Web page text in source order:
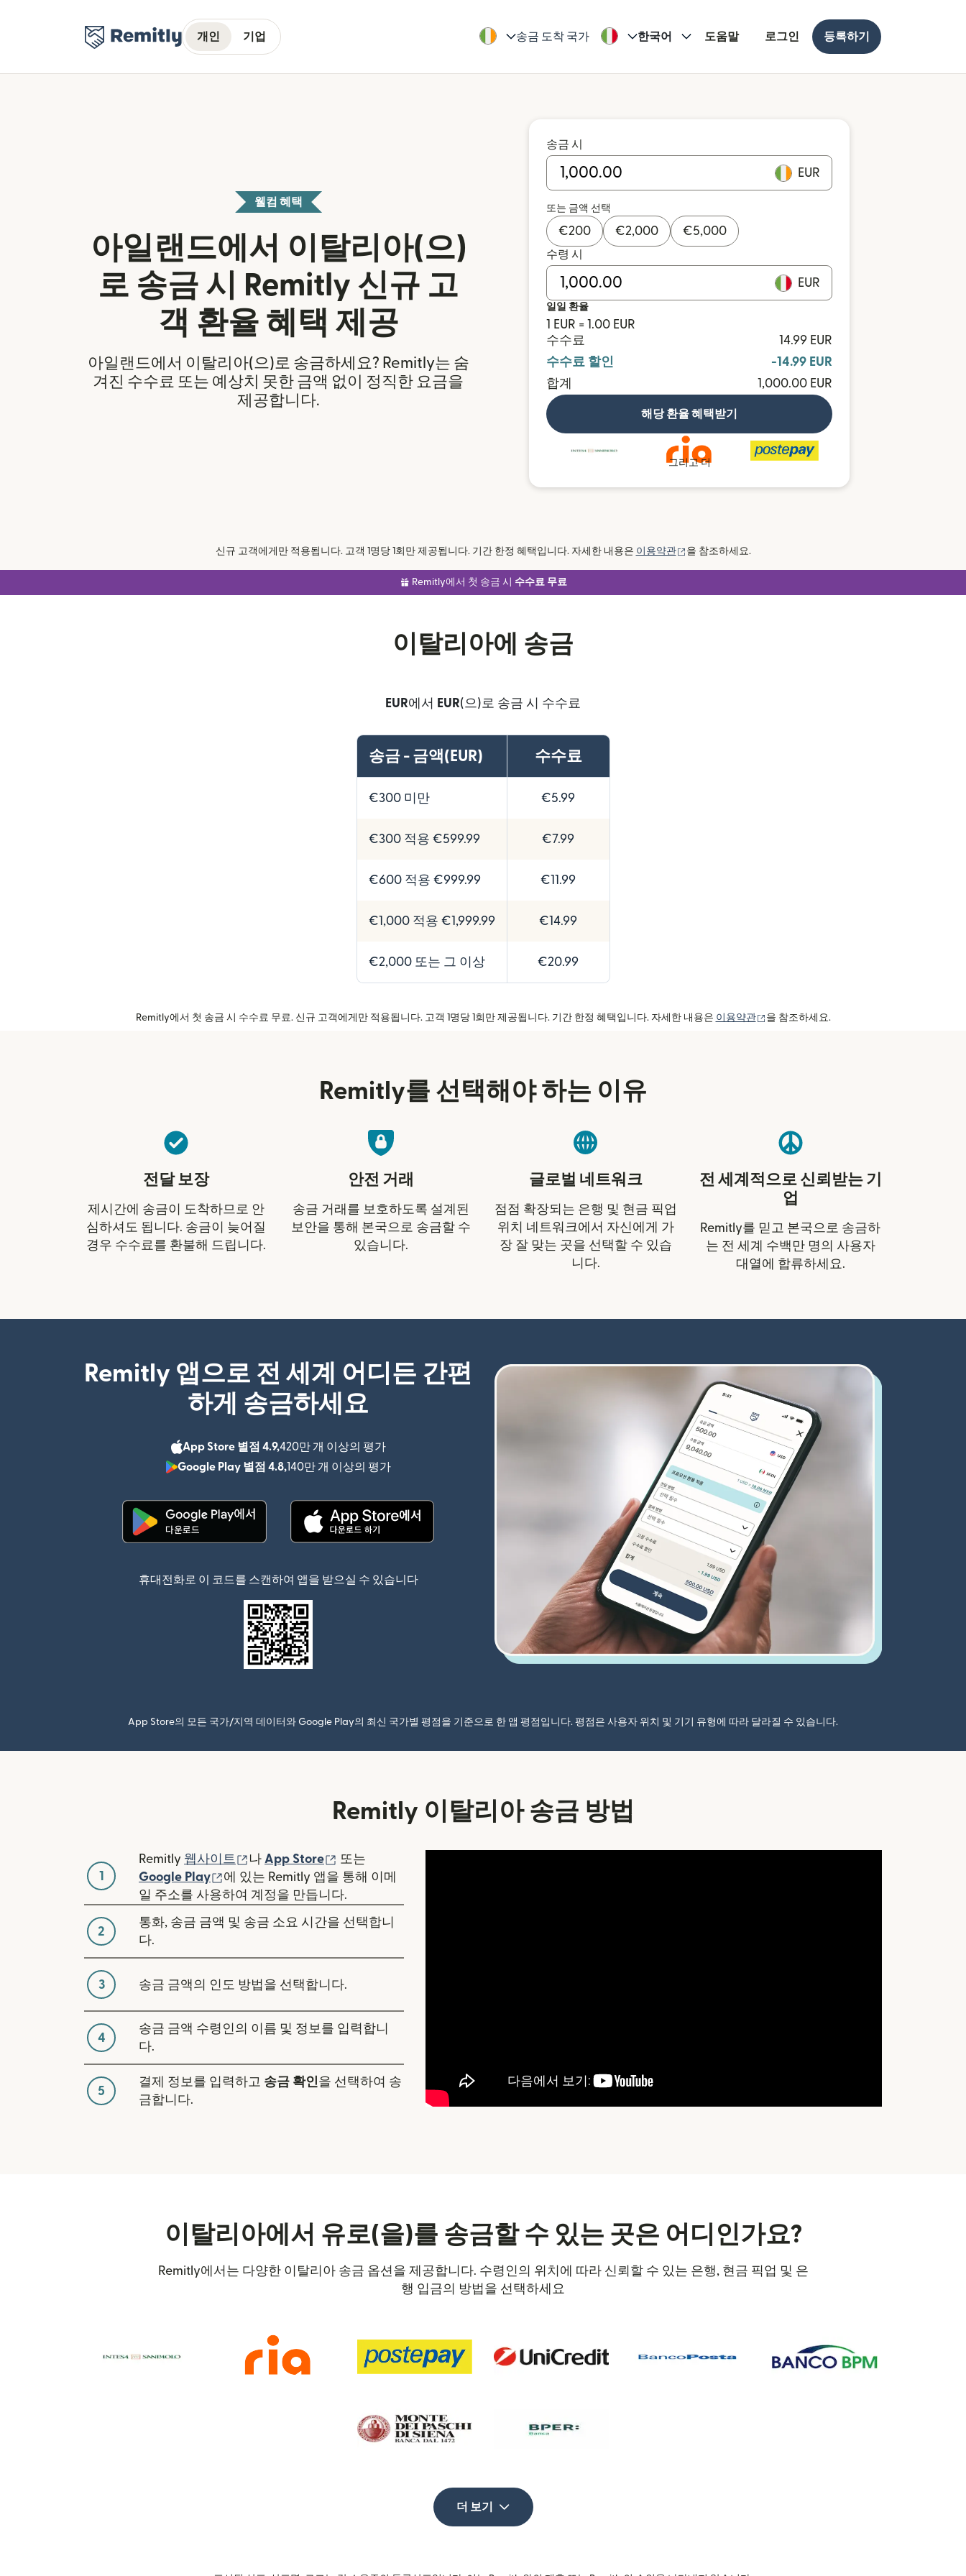
개인 기업 송금 도착 국가 한국어 도움말 로그인 등록하기
웰컴 혜택
아일랜드에서 이탈리아(으)
로 송금 시 Remitly 신규 고
객 환율 혜택 제공
아일랜드에서 이탈리아(으)로 송금하세요? Remitly는 숨
겨진 수수료 또는 예상치 못한 금액 없이 정직한 요금을
제공합니다.
송금 시
EUR
또는 금액 선택
€200 €2,000 €5,000
수령 시
EUR
일일 환율
1 EUR = 1.00 EUR
수수료
14.99 EUR
수수료 할인
-14.99 EUR
합계
1,000.00 EUR
해당 환율 혜택받기
그리고 더
신규 고객에게만 적용됩니다. 고객 1명당 1회만 제공됩니다. 기간 한정 혜택입니다. 자세한 내용은 이용약관 (새 창에서 열림)
을 참조하세요.
Remitly에서 첫 송금 시 수수료 무료
이탈리아에 송금
EUR에서 EUR(으)로 송금 시 수수료
송금 - 금액(EUR) 수수료
€300 미만 €5.99
€300 적용 €599.99 €7.99
€600 적용 €999.99 €11.99
€1,000 적용 €1,999.99 €14.99
€2,000 또는 그 이상 €20.99
Remitly에서 첫 송금 시 수수료 무료. 신규 고객에게만 적용됩니다. 고객 1명당 1회만 제공됩니다. 기간 한정 혜택입니다. 자세한 내용은 이용약관 (새 창에서 열림)
을 참조하세요.
Remitly를 선택해야 하는 이유
전달 보장
제시간에 송금이 도착하므로 안
심하셔도 됩니다. 송금이 늦어질
경우 수수료를 환불해 드립니다.
안전 거래
송금 거래를 보호하도록 설계된
보안을 통해 본국으로 송금할 수
있습니다.
글로벌 네트워크
점점 확장되는 은행 및 현금 픽업
위치 네트워크에서 자신에게 가
장 잘 맞는 곳을 선택할 수 있습
니다.
전 세계적으로 신뢰받는 기
업
Remitly를 믿고 본국으로 송금하
는 전 세계 수백만 명의 사용자
대열에 합류하세요.
Remitly 앱으로 전 세계 어디든 간편
하게 송금하세요
App Store 별점 4.9,420만 개 이상의 평가
Google Play 별점 4.8,140만 개 이상의 평가
휴대전화로 이 코드를 스캔하여 앱을 받으실 수 있습니다
App Store의 모든 국가/지역 데이터와 Google Play의 최신 국가별 평점을 기준으로 한 앱 평점입니다. 평점은 사용자 위치 및 기기 유형에 따라 달라질 수 있습니다.
Remitly 이탈리아 송금 방법
1
Remitly 웹사이트 (새 창에서 열림)
나 App Store (새 창에서 열림)
또는
Google Play
(새 창에서 열림)
에 있는 Remitly 앱을 통해 이메
일 주소를 사용하여 계정을 만듭니다.
2
통화, 송금 금액 및 송금 소요 시간을 선택합니
다.
3 송금 금액의 인도 방법을 선택합니다.
4
송금 금액 수령인의 이름 및 정보를 입력합니
다.
5
결제 정보를 입력하고 송금 확인을 선택하여 송
금합니다.
이탈리아에서 유로(을)를 송금할 수 있는 곳은 어디인가요?
Remitly에서는 다양한 이탈리아 송금 옵션을 제공합니다. 수령인의 위치에 따라 신뢰할 수 있는 은행, 현금 픽업 및 은
행 입금의 방법을 선택하세요
더 보기